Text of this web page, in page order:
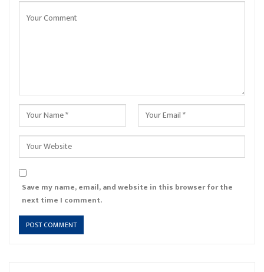
Save my name, email, and website in this browser for the
next time I comment.